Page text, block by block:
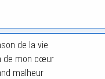
de la vie
de mon cœur
malheur